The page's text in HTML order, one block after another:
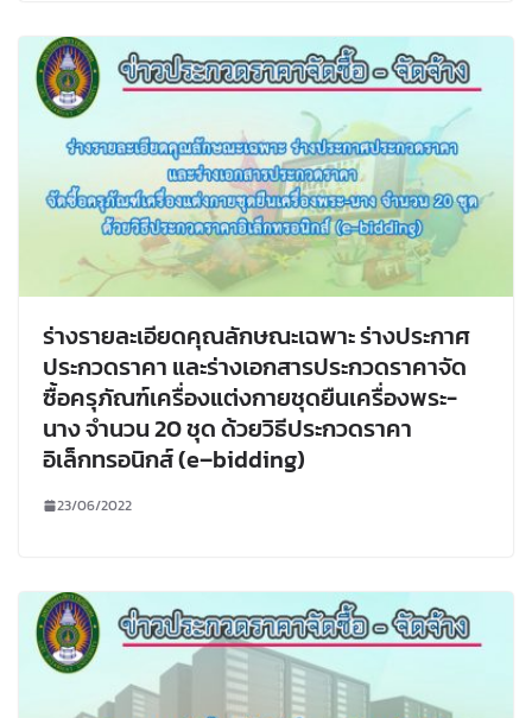
ร่างรายละเอียดคุณลักษณะเฉพาะ ร่างประกาศ
ประกวดราคา และร่างเอกสารประกวดราคาจัด
ซื้อครุภัณฑ์เครื่องแต่งกายชุดยืนเครื่องพระ-
นาง จำนวน 20 ชุด ด้วยวิธีประกวดราคา
อิเล็กทรอนิกส์ (e–bidding)
23/06/2022